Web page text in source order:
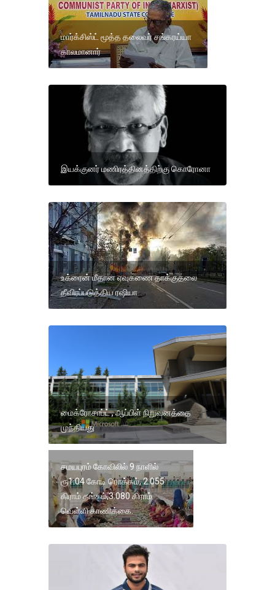
மார்க்சிஸ்ட் மூத்த தலைவர் சங்கரய்யா
காலமானார்
இயக்குனர் மணிரத்தினத்திற்கு கொரோனா
உக்ரைன் மீதான ஏவுகணை தாக்குதலை
தீவிரப்படுத்திய ரஷியா
மைக்ரோசாப்ட் , ஆப்பிள் நிறுவனத்தை
முந்தியது
சமயபுரம் கோவிலில் 9 நாளில்
ரூ1.04 கோடி ரொக்கம், 2.055
கிராம் தங்கம்,3.080 கிராம்
வெள்ளி காணிக்கை.